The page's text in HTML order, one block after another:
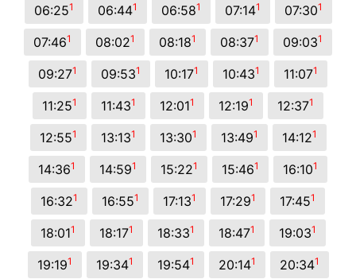
06:251 06:441 06:581 07:141 07:301
07:461 08:021 08:181 08:371 09:031
09:271 09:531 10:171 10:431 11:071
11:251 11:431 12:011 12:191 12:371
12:551 13:131 13:301 13:491 14:121
14:361 14:591 15:221 15:461 16:101
16:321 16:551 17:131 17:291 17:451
18:011 18:171 18:331 18:471 19:031
19:191 19:341 19:541 20:141 20:341